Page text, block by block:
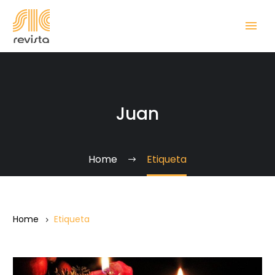
Juan
Home Etiqueta
Home Etiqueta
Evangelio: